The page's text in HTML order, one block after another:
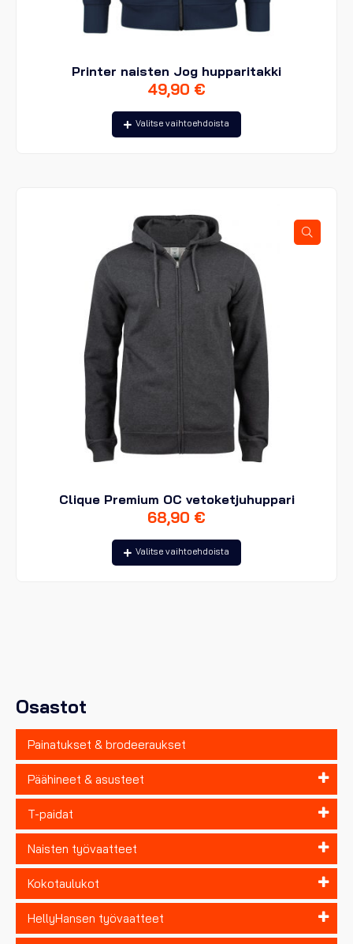
Osastot
Painatukset & brodeeraukset
Päähineet & asusteet
T-paidat
Naisten työvaatteet
Kokotaulukot
HellyHansen työvaatteet
Printer naisten Jog hupparitakki
49,90 €
Valitse vaihtoehdoista
Tällä
tuotteella
tuotteen
sivulla.
Clique Premium OC vetoketjuhuppari
68,90 €
Valitse vaihtoehdoista
Tällä
tuotteella